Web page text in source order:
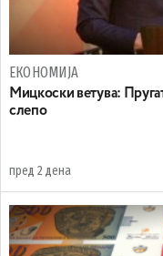
ЕКОНОМИЈА
Mицкоски ветува:
слепо
пред 2 дена